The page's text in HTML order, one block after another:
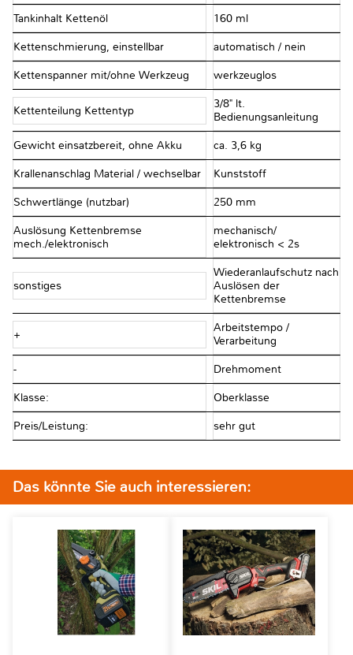
Tankinhalt Kettenöl 160 ml
Kettenschmierung, einstellbar automatisch / nein
Kettenspanner mit/ohne Werkzeug werkzeuglos
Kettenteilung Kettentyp
3/8" lt.
Bedienungsanleitung
Gewicht einsatzbereit, ohne Akku ca. 3,6 kg
Krallenanschlag Material / wechselbar Kunststoff
Schwertlänge (nutzbar) 250 mm
Auslösung Kettenbremse
mech./elektronisch
mechanisch/
elektronisch < 2s
sonstiges
Wiederanlaufschutz nach
Auslösen der
Kettenbremse
+
Arbeitstempo /
Verarbeitung
- Drehmoment
Klasse: Oberklasse
Preis/Leistung: sehr gut
Das könnte Sie auch interessieren: